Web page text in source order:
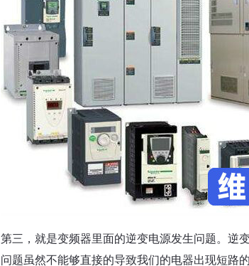
第三，就是变频器里面的逆变电源发生问题。逆
问题虽然不能够直接的导致我们的电器出现短路